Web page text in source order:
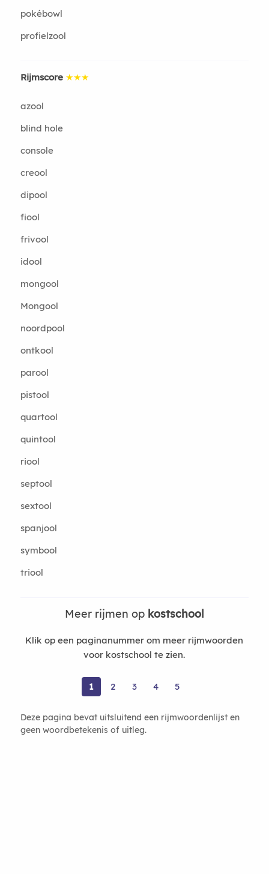
pokébowl
profielzool
Rijmscore ★★★
azool
blind hole
console
creool
dipool
fiool
frivool
idool
mongool
Mongool
noordpool
ontkool
parool
pistool
quartool
quintool
riool
septool
sextool
spanjool
symbool
triool
Meer rijmen op kostschool
Klik op een paginanummer om meer rijmwoorden
voor kostschool te zien.
1 2 3 4 5
Deze pagina bevat uitsluitend een rijmwoordenlijst en
geen woordbetekenis of uitleg.